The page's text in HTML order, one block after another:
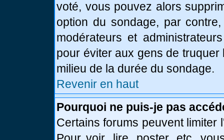
voté, vous pouvez alors
option du sondage, par
modérateurs et
pour éviter aux gens de
milieu de la durée du sondage.
Revenir en haut
Pourquoi ne puis-je pas
Certains forums peuvent limiter